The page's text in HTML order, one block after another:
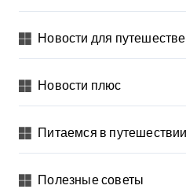
Новости для
Новости плюс
Питаемся в путешествии
Полезные советы